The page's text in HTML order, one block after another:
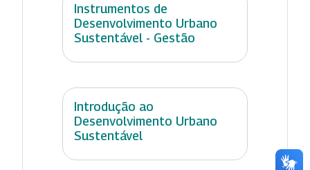
Instrumentos de
Desenvolvimento Urbano
Sustentável - Gestão
Introdução ao
Desenvolvimento Urbano
Sustentável